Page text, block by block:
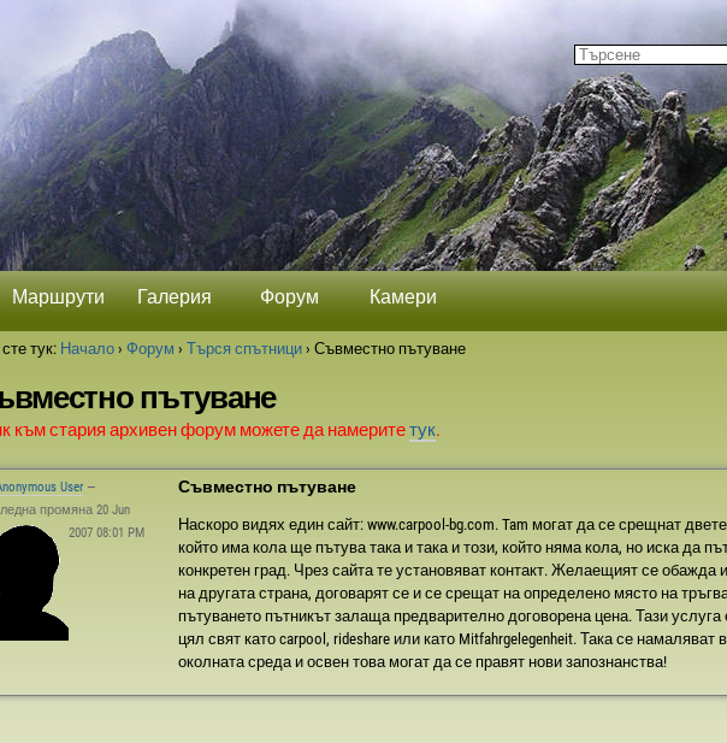
Търсене
Разширено
търсене...
Маршрути Галерия Форум Камери
тук: Начало ›Форум ›Търся спътници ›Съвместно пътуване
пътуване
към стария архивен форум можете да намеритетук.
User —
промяна 20 Jun
2007 08:01 PM
Съвместно пътуване
Наскоро видях един сайт: www.carpool-bg.com. Tam могат да се срещнат
който има кола ще пътува така и така и този, който няма кола, но иска да
конкретен град. Чрез сайта те установяват контакт. Желаещият се обажда
на другата страна, договарят се и се срещат на определено място на
пътуването пътникът залаща предварително договорена цена. Тази услуга
цял свят като carpool, rideshare или като Mitfahrgelegenheit. Така се намаляват
околната среда и освен това могат да се правят нови запознанства!